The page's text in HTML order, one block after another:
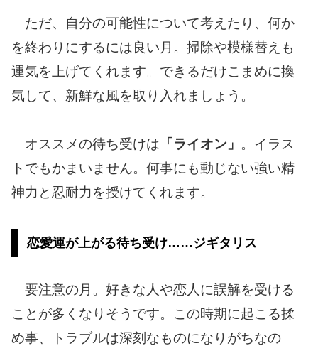
ただ、自分の可能性について考えたり、何か
を終わりにするには良い月。掃除や模様替えも
運気を上げてくれます。できるだけこまめに換
気して、新鮮な風を取り入れましょう。
オススメの待ち受けは 「ライオン」 。イラス
トでもかまいません。何事にも動じない強い精
神力と忍耐力を授けてくれます。
恋愛運が上がる待ち受け……ジギタリス
要注意の月。好きな人や恋人に誤解を受ける
ことが多くなりそうです。この時期に起こる揉
め事、トラブルは深刻なものになりがちなの